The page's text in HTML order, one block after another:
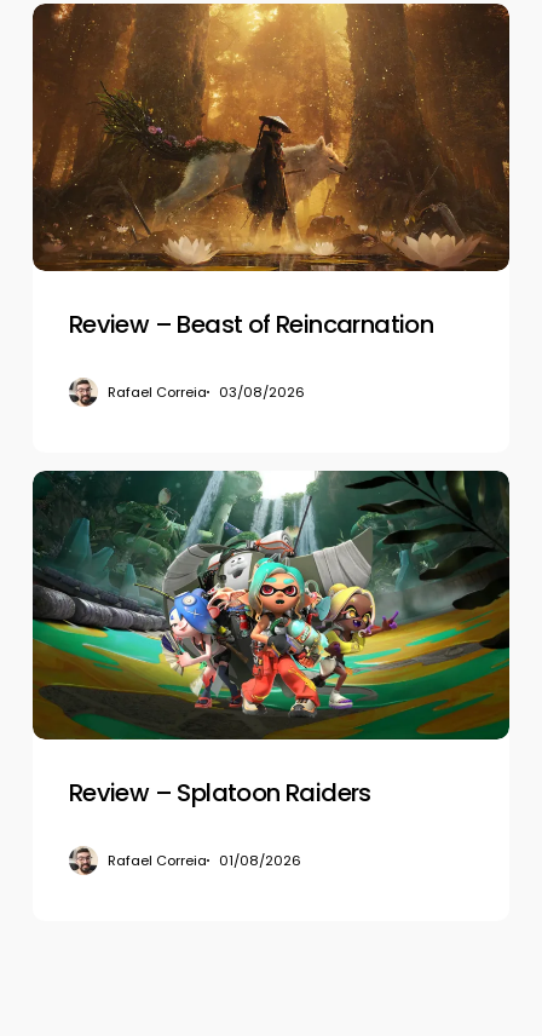
Review
–
Beast
Reincarnation
Review – Beast of Reincarnation
Rafael Correia 03/08/2026
Review
–
Splatoon
Raiders
Review – Splatoon Raiders
Rafael Correia 01/08/2026